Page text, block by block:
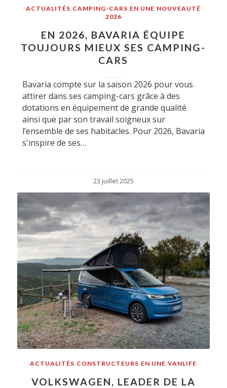
ACTUALITÉS, CAMPING-CARS, EN UNE, NOUVEAUTÉ
2026
EN 2026, BAVARIA ÉQUIPE
TOUJOURS MIEUX SES CAMPING-
CARS
Bavaria compte sur la saison 2026 pour vous
attirer dans ses camping-cars grâce à des
dotations en équipement de grande qualité
ainsi que par son travail soigneux sur
l’ensemble de ses habitacles. Pour 2026, Bavaria
s'inspire de ses…
23 juillet 2025
ACTUALITÉS, CONSTRUCTEURS, EN UNE,VANLIFE
VOLKSWAGEN, LEADER DE LA